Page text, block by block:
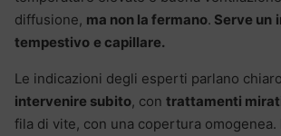
diffusione, ma non la fermano. Serve un
tempestivo e capillare.
Le indicazioni degli esperti parlano
intervenire subito, con trattamenti
fila di vite, con una copertura omogenea.